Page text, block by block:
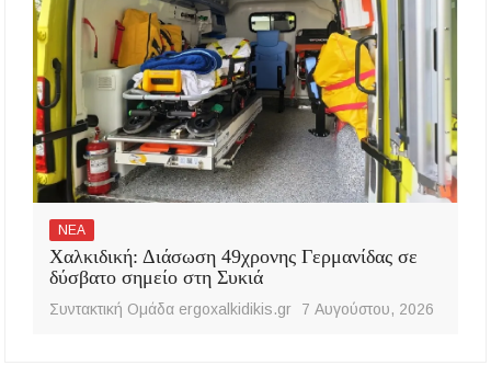
ΝΕΑ
Χαλκιδική: Διάσωση 49χρονης Γερμανίδας σε
δύσβατο σημείο στη Συκιά
Συντακτική Ομάδα ergoxalkidikis.gr 7 Αυγούστου, 2026